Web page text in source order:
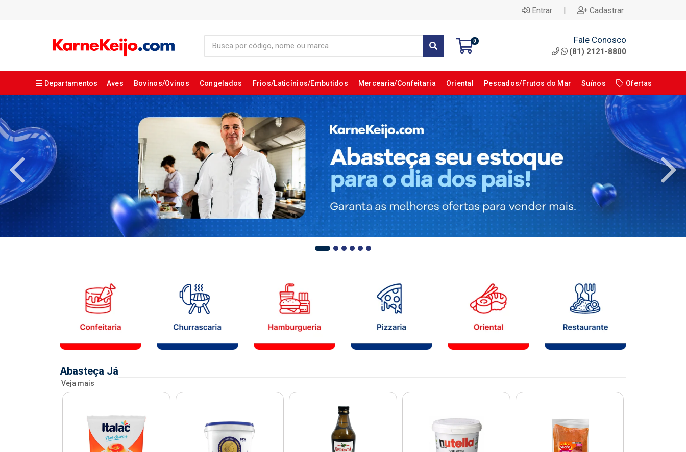
Entrar | Cadastrar
0 Fale Conosco
(81) 2121-8800
Departamentos Aves Bovinos/Ovinos Congelados Frios/Laticínios/Embutidos Mercearia/Confeitaria Oriental Pescados/Frutos do Mar Suínos Ofertas
Abasteça Já
Veja mais